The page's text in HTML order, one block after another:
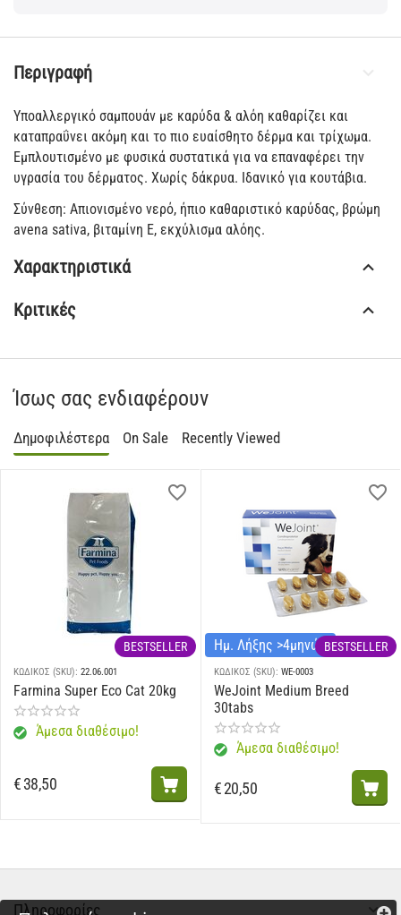
Περιγραφή
Υποαλλεργικό σαμπουάν με καρύδα & αλόη καθαρίζει και
καταπραΰνει ακόμη και το πιο ευαίσθητο δέρμα και τρίχωμα.
Εμπλουτισμένο με φυσικά συστατικά για να επαναφέρει την
υγρασία του δέρματος. Χωρίς δάκρυα. Ιδανικό για κουτάβια.
Σύνθεση: Απιονισμένο νερό, ήπιο καθαριστικό καρύδας, βρώμη
avena sativa, βιταμίνη Ε, εκχύλισμα αλόης.
Χαρακτηριστικά
Κριτικές
Ίσως σας ενδιαφέρουν
Δημοφιλέστερα On Sale Recently Viewed
BESTSELLER
ΚΩΔΙΚΟΣ (SKU): 22.06.001
Farmina Super Eco Cat 20kg
Άμεσα διαθέσιμο!
€38,50
Ημ. Λήξης >4μηνώνBESTSELLER
ΚΩΔΙΚΟΣ (SKU): WE-0003
WeJoint Medium Breed
30tabs
Άμεσα διαθέσιμο!
€20,50
Πληροφορίες